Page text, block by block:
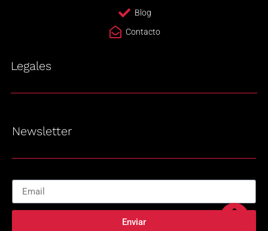
Blog
Contacto
Legales
Newsletter
Enviar